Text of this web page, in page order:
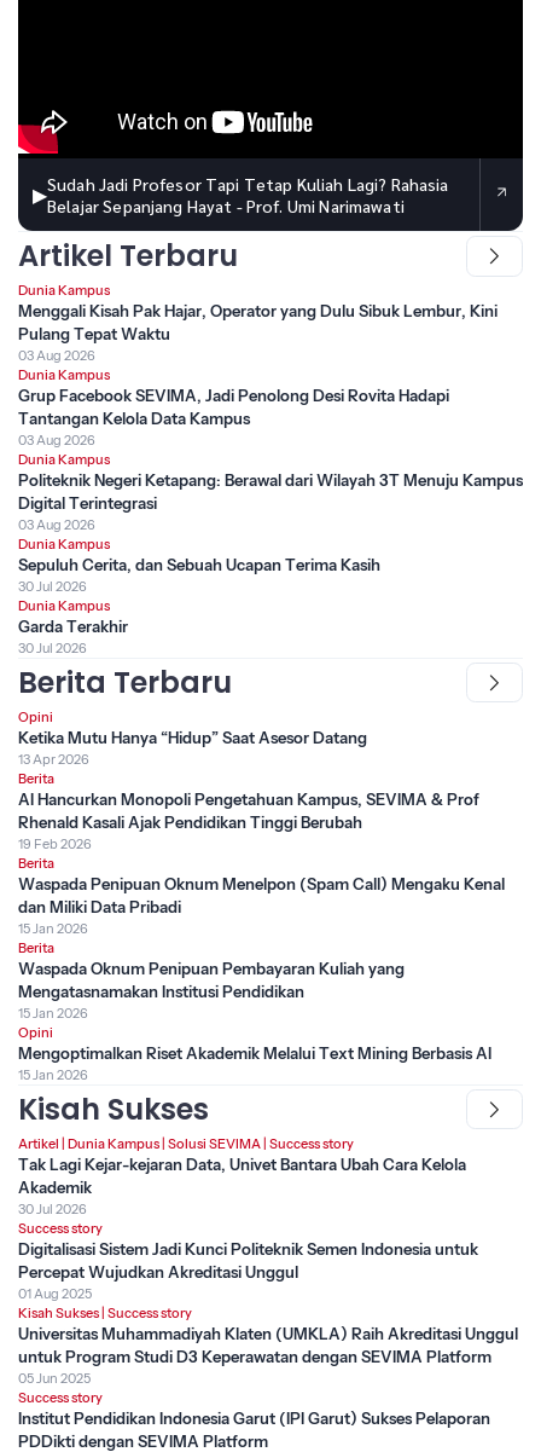
▶Sudah Jadi Profesor Tapi Tetap Kuliah Lagi? Rahasia
Belajar Sepanjang Hayat - Prof. Umi Narimawati
Artikel Terbaru
Dunia Kampus
Menggali Kisah Pak Hajar, Operator yang Dulu Sibuk Lembur, Kini
Pulang Tepat Waktu
03 Aug 2026
Dunia Kampus
Grup Facebook SEVIMA, Jadi Penolong Desi Rovita Hadapi
Tantangan Kelola Data Kampus
03 Aug 2026
Dunia Kampus
Politeknik Negeri Ketapang: Berawal dari Wilayah 3T Menuju Kampus
Digital Terintegrasi
03 Aug 2026
Dunia Kampus
Sepuluh Cerita, dan Sebuah Ucapan Terima Kasih
30 Jul 2026
Dunia Kampus
Garda Terakhir
30 Jul 2026
Berita Terbaru
Opini
Ketika Mutu Hanya “Hidup” Saat Asesor Datang
13 Apr 2026
Berita
AI Hancurkan Monopoli Pengetahuan Kampus, SEVIMA & Prof
Rhenald Kasali Ajak Pendidikan Tinggi Berubah
19 Feb 2026
Berita
Waspada Penipuan Oknum Menelpon (Spam Call) Mengaku Kenal
dan Miliki Data Pribadi
15 Jan 2026
Berita
Waspada Oknum Penipuan Pembayaran Kuliah yang
Mengatasnamakan Institusi Pendidikan
15 Jan 2026
Opini
Mengoptimalkan Riset Akademik Melalui Text Mining Berbasis AI
15 Jan 2026
Kisah Sukses
Artikel | Dunia Kampus | Solusi SEVIMA | Success story
Tak Lagi Kejar-kejaran Data, Univet Bantara Ubah Cara Kelola
Akademik
30 Jul 2026
Success story
Digitalisasi Sistem Jadi Kunci Politeknik Semen Indonesia untuk
Percepat Wujudkan Akreditasi Unggul
01 Aug 2025
Kisah Sukses | Success story
Universitas Muhammadiyah Klaten (UMKLA) Raih Akreditasi Unggul
untuk Program Studi D3 Keperawatan dengan SEVIMA Platform
05 Jun 2025
Success story
Institut Pendidikan Indonesia Garut (IPI Garut) Sukses Pelaporan
PDDikti dengan SEVIMA Platform